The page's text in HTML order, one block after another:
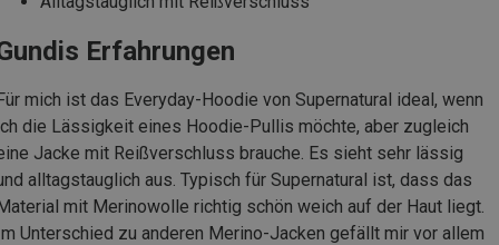
Erfahrungen
mich ist das Everyday-Hoodie von Supernatural ideal, wenn
die Lässigkeit eines Hoodie-Pullis möchte, aber zugleich
Jacke mit Reißverschluss brauche. Es sieht sehr lässig
alltagstauglich aus. Typisch für Supernatural ist, dass das
mit Merinowolle richtig schön weich auf der Haut liegt.
Unterschied zu anderen Merino-Jacken gefällt mir vor allem